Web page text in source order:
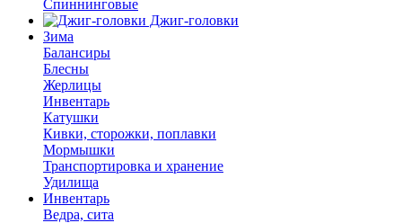
Спиннинговые
Джиг-головки
Зима
Балансиры
Блесны
Жерлицы
Инвентарь
Катушки
Кивки, сторожки, поплавки
Мормышки
Транспортировка и хранение
Удилища
Инвентарь
Ведра, сита